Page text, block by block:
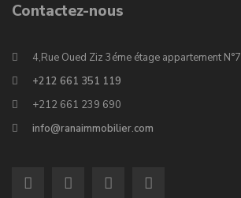
Contactez-nous
4,Rue Oued Ziz 3éme étage appartement
+212 661 351 119
+212 661 239 690
info@ranaimmobilier.com